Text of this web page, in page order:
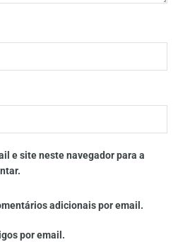
e site neste navegador para a
adicionais por email.
por email.